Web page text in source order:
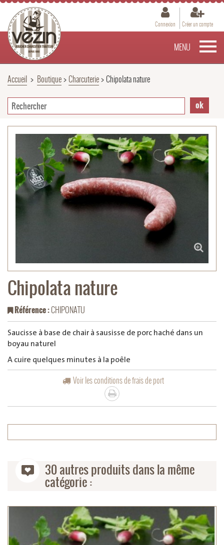
Connexion Créer un compte
MENU
Accueil > Boutique> Charcuterie> Chipolata nature
Chipolata nature
Référence :CHIPONATU
Saucisse à base de chair à sausisse de porc haché dans un
boyau naturel
A cuire quelques minutes à la poêle
Voir les conditions de frais de port
30 autres produits dans la même
catégorie :